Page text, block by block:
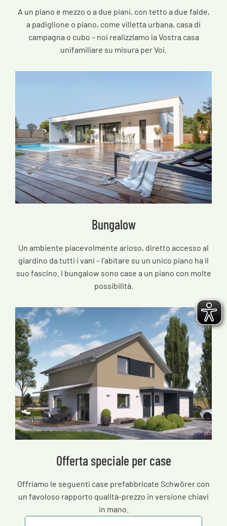
A un piano e mezzo o a due piani, con tetto a due falde,
a padiglione o piano, come villetta urbana, casa di
campagna o cubo – noi realizziamo la Vostra casa
unifamiliare su misura per Voi.
Bungalow
Un ambiente piacevolmente arioso, diretto accesso al
giardino da tutti i vani – l’abitare su un unico piano ha il
suo fascino. I bungalow sono case a un piano con molte
possibilità.
Offerta speciale per case
Offriamo le seguenti case prefabbricate Schwörer con
un favoloso rapporto qualità-prezzo in versione chiavi
in mano.